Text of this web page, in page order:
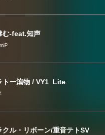
む-feat.知声
トー瀉物 / VY1_Lite
クル・リボーン/重音テトSV